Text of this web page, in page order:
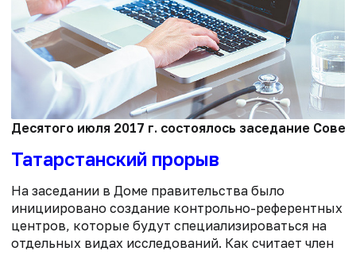
Десятого июля 2017 г. состоялось заседание
Татарстанский прорыв
На заседании в Доме правительства было
инициировано создание контрольно-референтных
центров, которые будут специализироваться на
отдельных видах исследований. Как считает член